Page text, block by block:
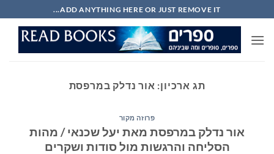
to
content
ADD ANYTHING HERE OR JUST REMOVE IT...
תג ארכיון: אור נדלק במרפסת
פרוזה מקור
אור נדלק במרפסת מאת יעל שכנאי / מהות
הסליחה והרגשות מול סודות ושקרים